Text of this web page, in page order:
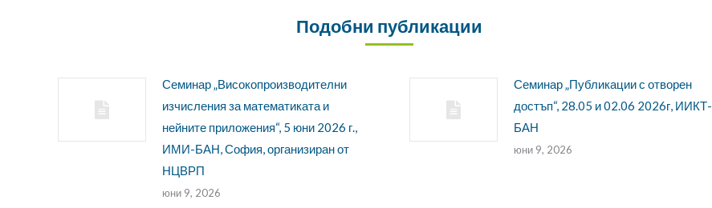
Подобни публикации
Семинар „Високопроизводителни
изчисления за математиката и
нейните приложения“, 5 юни 2026 г.,
ИМИ-БАН, София, организиран от
НЦВРП
юни 9, 2026
Семинар „Публикации с отворен
достъп“, 28.05 и 02.06 2026г, ИИКТ-
БАН
юни 9, 2026